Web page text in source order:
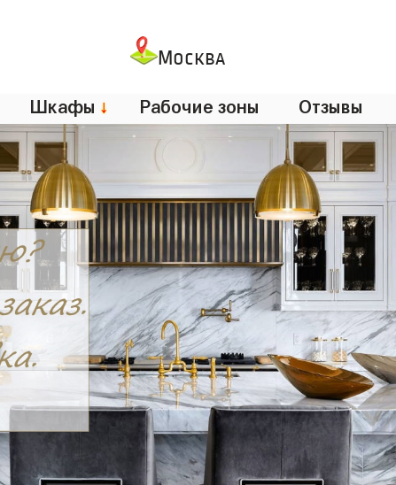
Москва
Шкафы ↓ Рабочие зоны Отзывы